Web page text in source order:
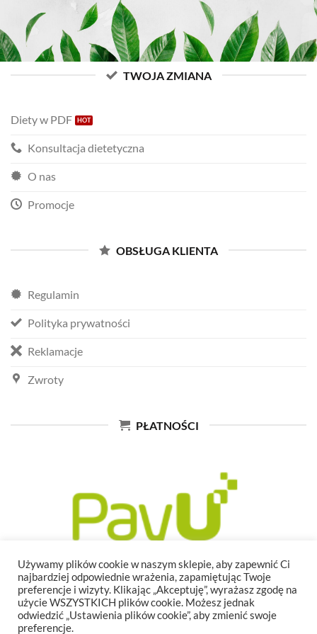
TWOJA ZMIANA
Diety w PDF
Konsultacja dietetyczna
O nas
Promocje
OBSŁUGA KLIENTA
Regulamin
Polityka prywatności
Reklamacje
Zwroty
PŁATNOŚCI
Używamy plików cookie w naszym sklepie, aby zapewnić Ci
najbardziej odpowiednie wrażenia, zapamiętując Twoje
preferencje i wizyty. Klikając „Akceptuję”, wyrażasz zgodę na
użycie WSZYSTKICH plików cookie. Możesz jednak
odwiedzić „Ustawienia plików cookie”, aby zmienić swoje
preferencje.